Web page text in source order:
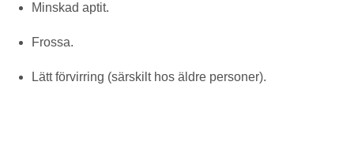
Minskad aptit.
Frossa.
Lätt förvirring (särskilt hos äldre personer).